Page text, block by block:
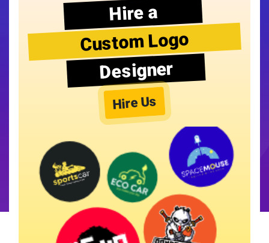
Hire a
Custom Logo
Designer
Hire Us